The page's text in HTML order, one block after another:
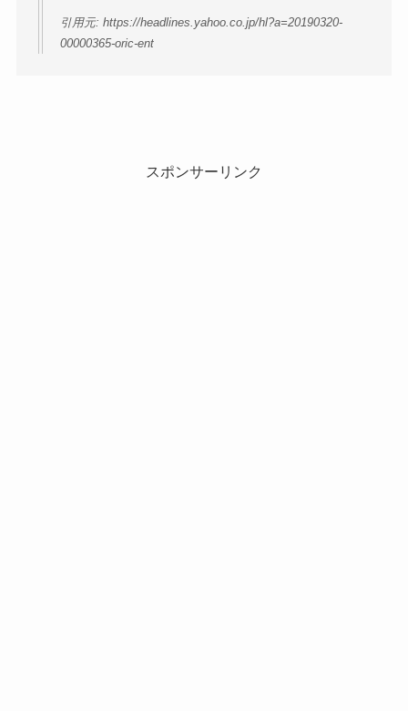
引用元: https://headlines.yahoo.co.jp/hl?a=20190320-
00000365-oric-ent
スポンサーリンク